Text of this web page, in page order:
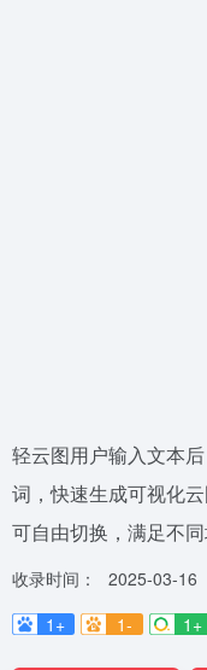
轻云图用户输入文本
词，快速生成可视化
可自由切换，满足不同
收录时间：
2025-03-16
1+
1- 1+